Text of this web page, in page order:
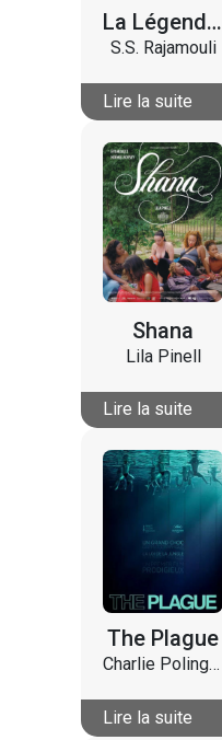
La Légende de Baahubali : 1ère Partie
S.S. Rajamouli
Lire la suite
Shana
Lila Pinell
Lire la suite
The Plague
Charlie Polinger
Lire la suite